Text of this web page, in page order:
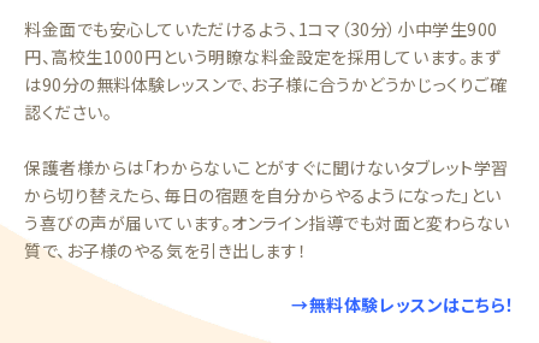
料金面でも安心していただけるよう、1コマ（30分）小中学生900
円、高校生1000円という明瞭な料金設定を採用しています。まず
は90分の無料体験レッスンで、お子様に合うかどうかじっくりご確
認ください。
保護者様からは「わからないことがすぐに聞けないタブレット学習
から切り替えたら、毎日の宿題を自分からやるようになった」とい
う喜びの声が届いています。オンライン指導でも対面と変わらない
質で、お子様のやる気を引き出します！
→無料体験レッスンはこちら！